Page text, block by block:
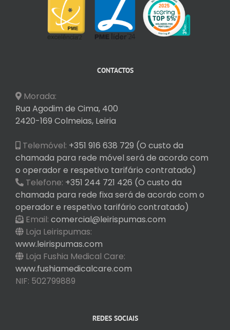
CONTACTOS
Morada:
Rua Agodim de Cima, 400
2420-169 Colmeias, Leiria
Telemóvel: +351 916 638 729 (O custo da
chamada para rede móvel será de acordo com
o operador e respetivo tarifário contratado)
Telefone: +351 244 721 426 (O custo da
chamada para rede fixa será de acordo com o
operador e respetivo tarifário contratado)
Email: comercial@leirispumas.com
Loja Leirispumas:
www.leirispumas.com
Loja Fushia Medical Care:
www.fushiamedicalcare.com
NIF: 502799889
REDES SOCIAIS